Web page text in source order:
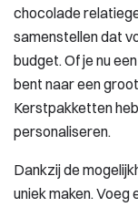
chocolade
samenstellen dat
budget. Of je nu
bent naar een
Kerstpakketten
personaliseren.
Dankzij de
uniek maken. Voeg